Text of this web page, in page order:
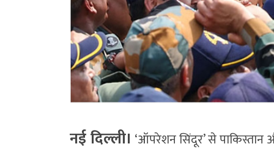
नई दिल्ली। ‘ऑपरेशन सिंदूर’ से